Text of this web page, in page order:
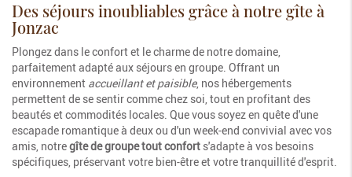
Des séjours inoubliables grâce à notre gîte à
Jonzac
Plongez dans le confort et le charme de notre domaine,
parfaitement adapté aux séjours en groupe. Offrant un
environnement accueillant et paisible, nos hébergements
permettent de se sentir comme chez soi, tout en profitant des
beautés et commodités locales. Que vous soyez en quête d'une
escapade romantique à deux ou d'un week-end convivial avec vos
amis, notregîte de groupe tout confort s'adapte à vos besoins
spécifiques, préservant votre bien-être et votre tranquillité d'esprit.